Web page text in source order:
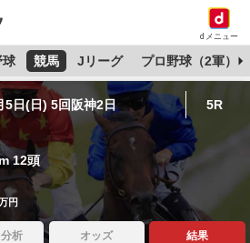
dメニュー
球 競馬 Jリーグ プロ野球（2軍）
5日(日) 5回阪神2日 5R
12頭
円
析 オッズ 結果